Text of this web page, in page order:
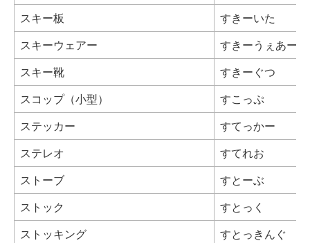
スキー板
すきーいた
スキーウェアー
すきーうぇあー
スキー靴
すきーぐつ
スコップ（小型）
すこっぷ
ステッカー
すてっかー
ステレオ
すてれお
ストーブ
すとーぶ
ストック
すとっく
ストッキング
すとっきんぐ